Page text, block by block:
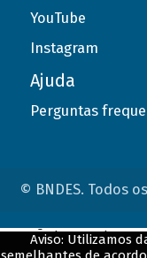
YouTube
Instagram
Ajuda
Perguntas
© BNDES. Todos
Aviso: Utilizamos
ConteÃºdo